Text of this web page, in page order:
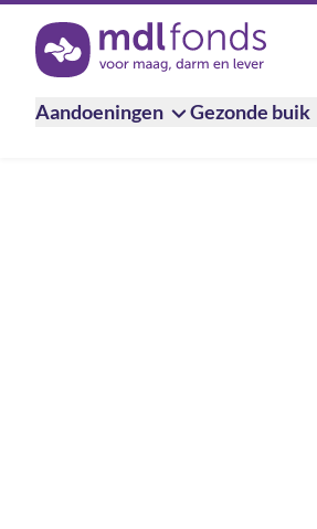
Terug naar de homepage
Aandoeningen Gezonde buik